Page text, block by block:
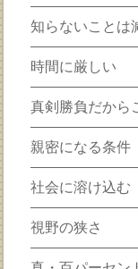
知らないことは
時間に厳しい
真剣勝負だから
親密になる条件
社会に溶け込む
視野の狭さ